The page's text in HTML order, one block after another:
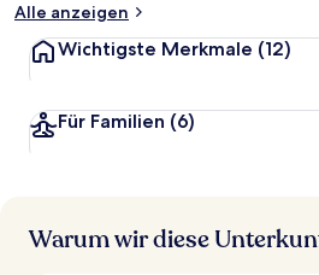
Alle anzeigen
Wichtigste Merkmale (12)
Für Familien (6)
Warum wir diese